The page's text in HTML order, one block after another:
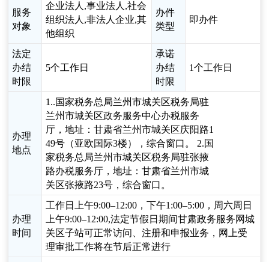
服务
对象
企业法人,事业法人,社会
组织法人,非法人企业,其
他组织
办件
类型
即办件
法定
办结
时限
5个工作日
承诺
办结
时限
1个工作日
办理
地点
1..国家税务总局兰州市城关区税务局驻
兰州市城关区政务服务中心办税服务
厅，地址：甘肃省兰州市城关区庆阳路1
49号（亚欧国际3楼），综合窗口。 2.国
家税务总局兰州市城关区税务局驻张掖
路办税服务厅，地址：甘肃省兰州市城
关区张掖路23号，综合窗口。
办理
时间
工作日上午9:00–12:00，下午1:00–5:00，周六周日
上午9:00–12:00,法定节假日期间甘肃政务服务网城
关区子站可正常访问、注册和申报业务，网上受
理审批工作将在节后正常进行